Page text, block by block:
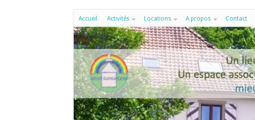
Accueil Activités Locations A propos Contact